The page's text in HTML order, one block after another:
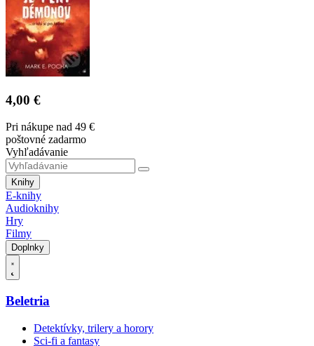
4,00 €
Pri nákupe nad 49 €
poštovné zadarmo
Vyhľadávanie
Knihy
E-knihy
Audioknihy
Hry
Filmy
Doplnky
Beletria
Detektívky, trilery a horory
Sci-fi a fantasy